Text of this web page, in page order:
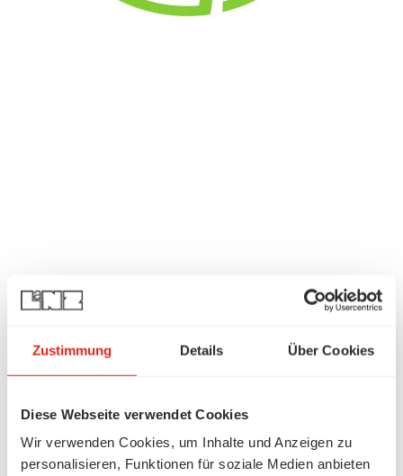
Zustimmung Details Über Cookies
Diese Webseite verwendet Cookies
Wir verwenden Cookies, um Inhalte und Anzeigen zu
personalisieren, Funktionen für soziale Medien anbieten